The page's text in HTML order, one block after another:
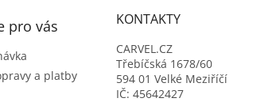
pro vás
a platby
KONTAKTY
CARVEL.CZ
Třebíčská 1678/60
594 01 Velké Meziříčí
IČ: 45642427